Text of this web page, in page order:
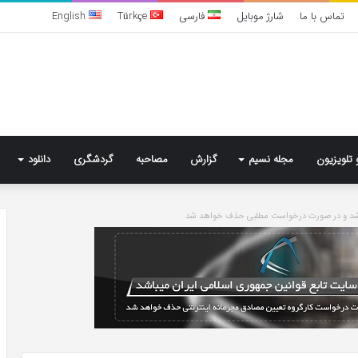
تماس با ما شارژ موبایل فارسی Türkçe
English
تلویزیون مجله نسیم گزارش مصاحبه گردشگری دانلود
و در صورت درخواست مطلبی حذف خواهد شد
سندرم
پرادر-
ویلی
چگونه
انجام
5 روز پیش